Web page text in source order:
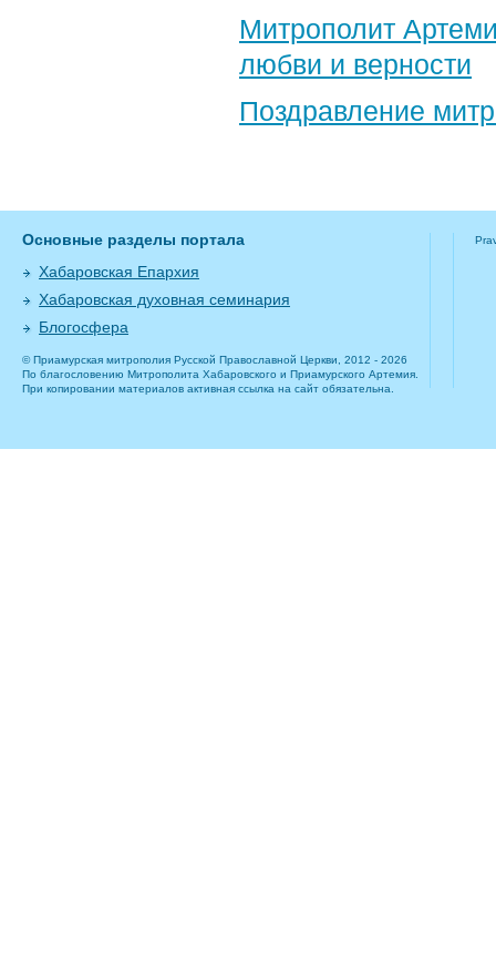
Митрополит
любви и верности
Поздравление​
Основные разделы портала
Хабаровская Епархия
Хабаровская духовная семинария
Блогосфера
© Приамурская митрополия Русской Православной Церкви, 2012 - 2026
По благословению Митрополита Хабаровского и Приамурского Артемия.
При копировании материалов активная ссылка на сайт обязательна.